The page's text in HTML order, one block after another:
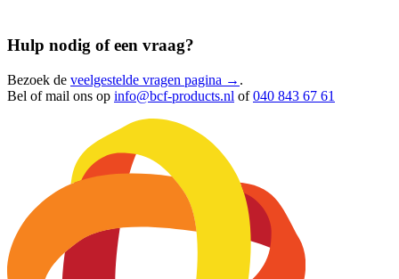
Hulp nodig of een vraag?
Bezoek de veelgestelde vragen pagina → .
Bel of mail ons op info@bcf-products.nl of040 843 67 61